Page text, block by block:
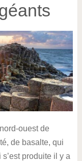
ouest de
de basalte, qui
produite il y a